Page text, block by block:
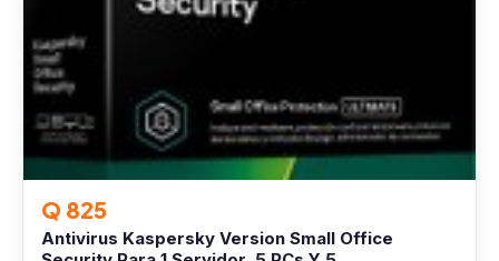
Q 825
Antivirus Kaspersky Version Small Office